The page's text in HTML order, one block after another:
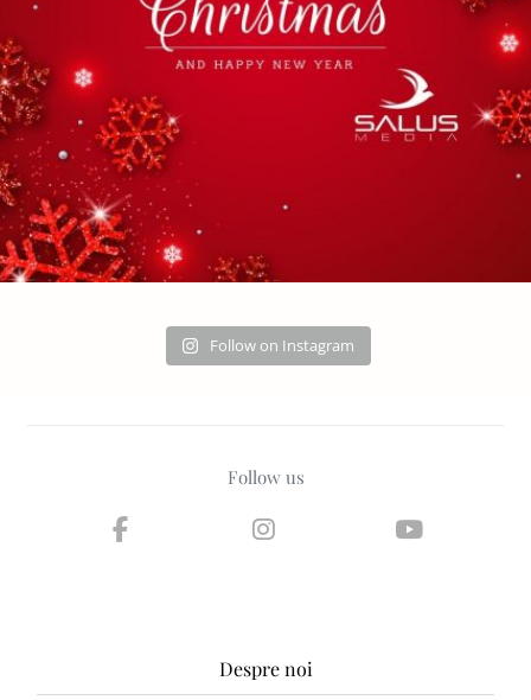
Follow on Instagram
Follow us
Despre noi